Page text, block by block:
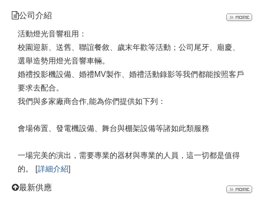
公司介紹
活動燈光音響租用：
校園迎新、送舊、聯誼餐敘、歲末年歡等活動；公司尾牙、廟慶、
選舉造勢用燈光音響車輛。
婚禮投影機設備、婚禮MV製作、婚禮活動錄影等我們都能按照客戶
要求去配合。
我們與多家廠商合作,能為你們提供如下列：
會場佈置、發電機設備、舞台與棚架設備等諸如此類服務
一場完美的演出，需要專業的器材與專業的人員，這一切都是值得
的。 [詳細介紹]
最新供應